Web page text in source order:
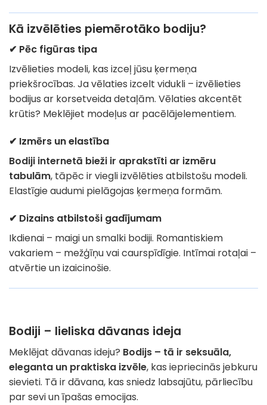
Kā izvēlēties piemērotāko bodiju?
✔ Pēc figūras tipa
Izvēlieties modeli, kas izceļ jūsu ķermeņa
priekšrocības. Ja vēlaties izcelt vidukli – izvēlieties
bodijus ar korsetveida detaļām. Vēlaties akcentēt
krūtis? Meklējiet modeļus ar pacēlājelementiem.
✔ Izmērs un elastība
Bodiji internetā bieži ir aprakstīti ar izmēru
tabulām, tāpēc ir viegli izvēlēties atbilstošu modeli.
Elastīgie audumi pielāgojas ķermeņa formām.
✔ Dizains atbilstoši gadījumam
Ikdienai – maigi un smalki bodiji. Romantiskiem
vakariem – mežģīņu vai caurspīdīgie. Intīmai rotaļai –
atvērtie un izaicinošie.
Bodiji – lieliska dāvanas ideja
Meklējat dāvanas ideju? Bodijs – tā ir seksuāla,
eleganta un praktiska izvēle, kas iepriecinās jebkuru
sievieti. Tā ir dāvana, kas sniedz labsajūtu, pārliecību
par sevi un īpašas emocijas.